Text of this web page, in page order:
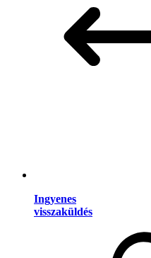
Ingyenes
visszaküldés